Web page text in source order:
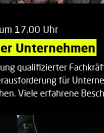
17.00 Uhr
Unternehmen
qualifizierter
für
Viele erfahrene